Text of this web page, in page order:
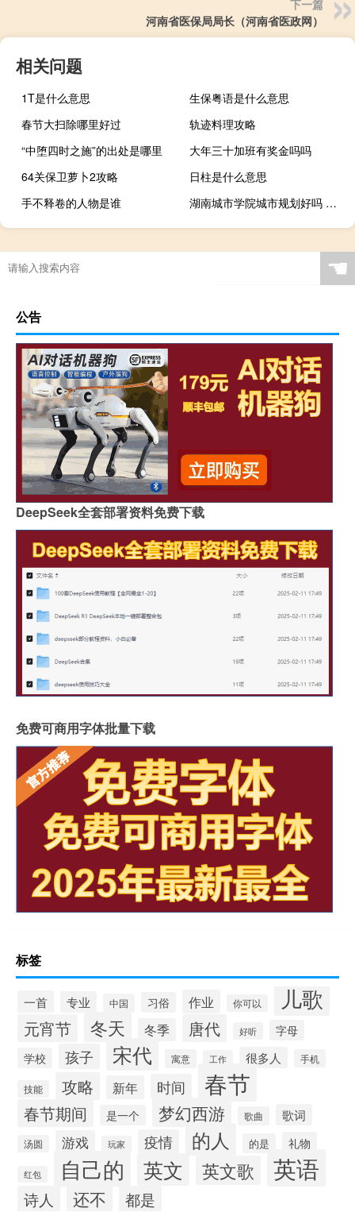
下一篇
河南省医保局局长（河南省医政网）
相关问题
1T是什么意思
生保粤语是什么意思
春节大扫除哪里好过
轨迹料理攻略
“中堕四时之施”的出处是哪里
大年三十加班有奖金吗吗
64关保卫萝卜2攻略
日柱是什么意思
手不释卷的人物是谁
湖南城市学院城市规划好吗 湖南城市学院怎么样
☚
公告
DeepSeek全套部署资料免费下载
免费可商用字体批量下载
标签
一首 专业 中国 习俗 作业 你可以 儿歌
元宵节 冬天 冬季 唐代 好听
字母
学校
孩子 宋代 寓意 工作 很多人 手机
技能 攻略 新年 时间 春节
春节期间 是一个 梦幻西游 歌曲 歌词
汤圆 游戏 玩家 疫情 的人 的是 礼物
红包 自己的 英文 英文歌 英语
诗人 还不 都是